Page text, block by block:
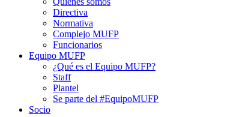
Directiva
Normativa
Complejo MUFP
Funcionarios
Equipo MUFP
¿Qué es el Equipo MUFP?
Staff
Plantel
Se parte del #EquipoMUFP
Socio